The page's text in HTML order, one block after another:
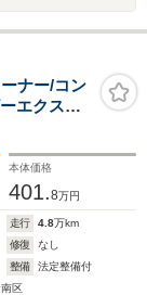
ナー/コン
エクスク
ケージ/純
本体価格
401.8万円
走行 4.8万km
修復
なし
整備
法定整備付
区